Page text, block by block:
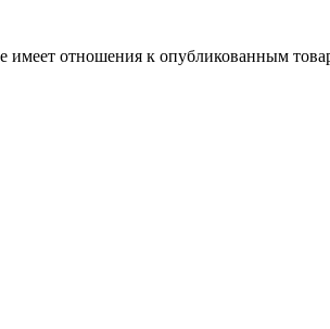
отношения к опубликованным